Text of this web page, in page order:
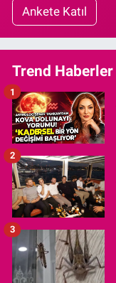
Ankete Katıl
Trend Haberler
1
2
3